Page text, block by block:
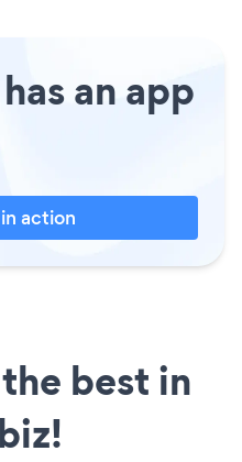
an app
action
best in